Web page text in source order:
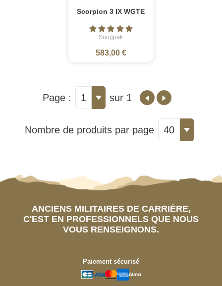
Scorpion 3 IX WGTE
Snugpak
583,00 €
Page : 1 sur 1
Nombre de produits par page 40
ANCIENS MILITAIRES DE CARRIÈRE,
C'EST EN PROFESSIONNELS QUE NOUS
VOUS RENSEIGNONS.
Paiement sécurisé